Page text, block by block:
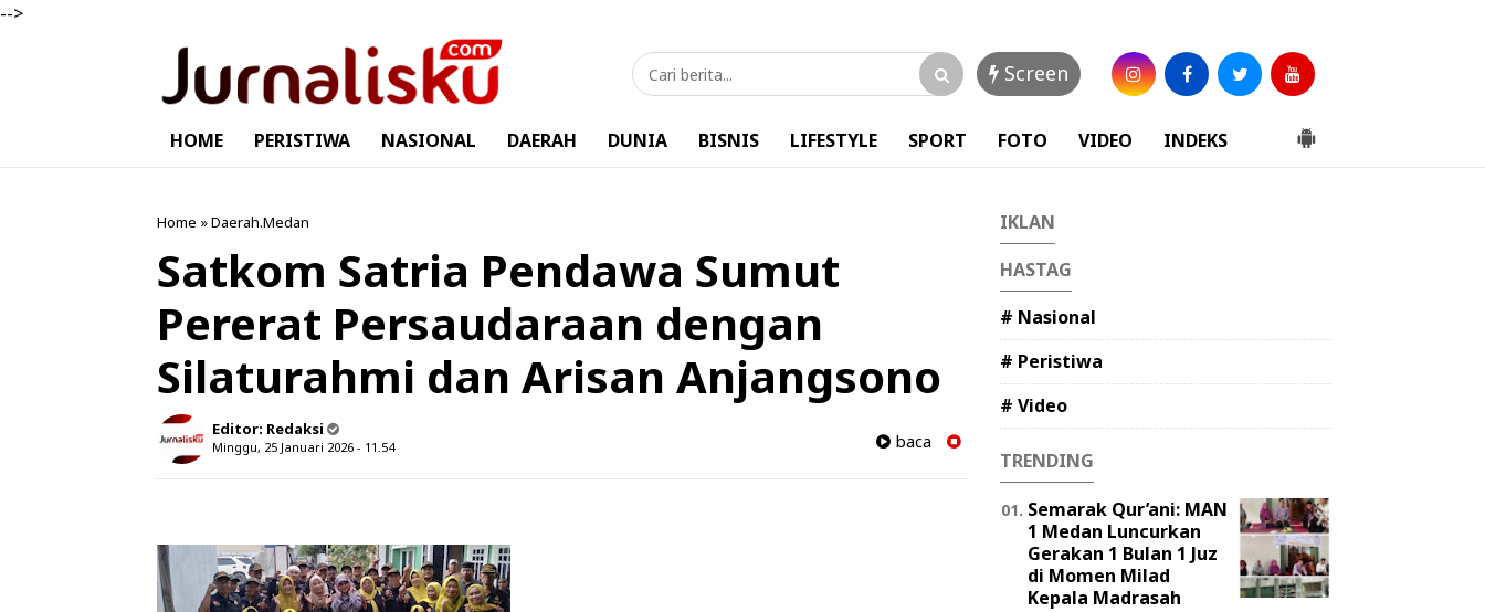
-->
Screen
HOME PERISTIWA NASIONAL DAERAH DUNIA BISNIS LIFESTYLE SPORT FOTO VIDEO INDEKS
Home »Daerah.Medan
Satkom Satria Pendawa Sumut
Pererat Persaudaraan dengan
Silaturahmi dan Arisan Anjangsono
Editor: Redaksi
Minggu, 25 Januari 2026 - 11.54 baca
IKLAN
HASTAG
# Nasional
# Peristiwa
# Video
TRENDING
Semarak Qur’ani: MAN
1 Medan Luncurkan
Gerakan 1 Bulan 1 Juz
di Momen Milad
Kepala Madrasah